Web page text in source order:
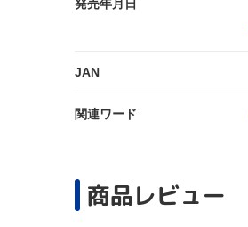
発売年月日
JAN
関連ワード
商品レビュー